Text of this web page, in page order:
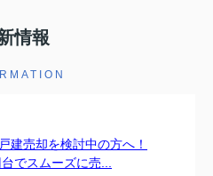
情報
建売却を検討中の方へ！
でスムーズに売...